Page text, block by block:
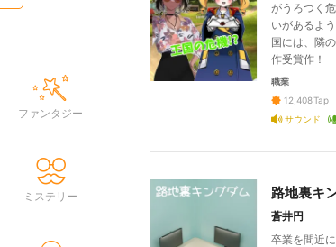
がうろつく
いがあるよ
国には、隣
作受賞作！
職業
12,408Tap
サウンド
路地裏キ
蒼井円
卒業を間近
ファンタジー
ミステリー